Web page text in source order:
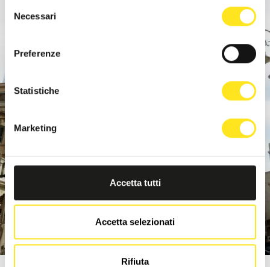
delNecessari
Preferenze
Statistiche
Marketing
Accetta tutti
Accetta selezionati
Rifiuta